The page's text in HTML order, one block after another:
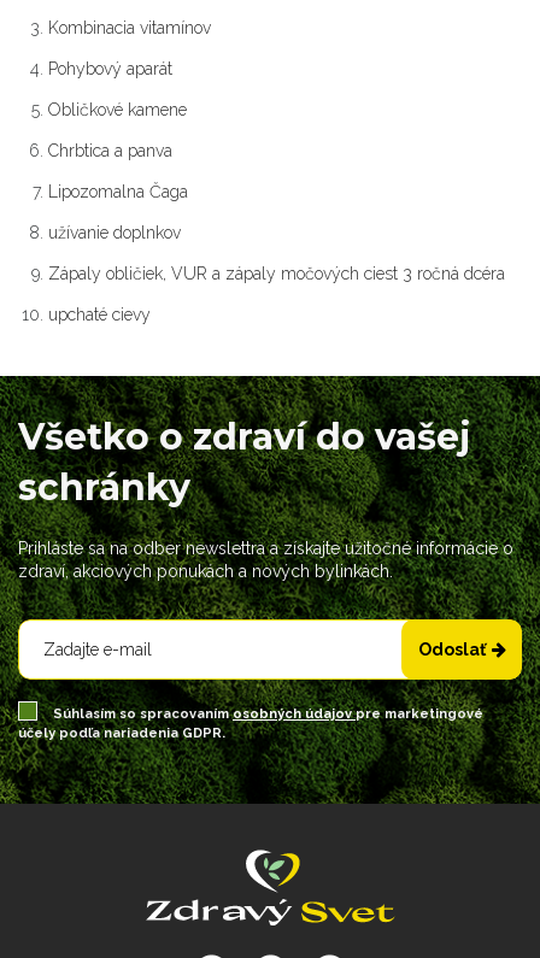
Kombinacia vitamínov
Pohybový aparát
Obličkové kamene
Chrbtica a panva
Lipozomalna Čaga
užívanie doplnkov
Zápaly obličiek, VUR a zápaly močových ciest 3 ročná dcéra
upchaté cievy
Všetko o zdraví do vašej
schránky
Prihláste sa na odber newslettra a získajte užitočné informácie o
zdraví, akciových ponukách a nových bylinkách.
Odoslať
Súhlasím so spracovanímosobných údajovpre marketingové
účely podľa nariadenia GDPR.